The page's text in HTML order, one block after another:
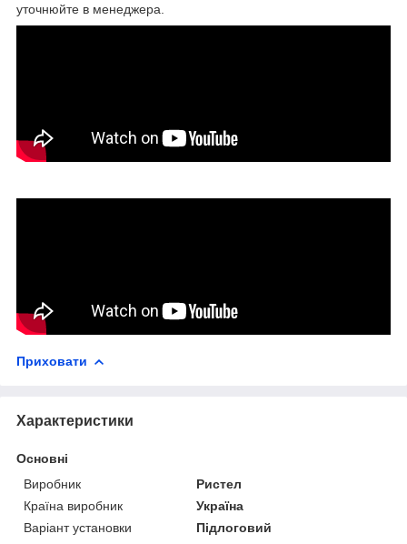
уточнюйте в менеджера.
Приховати
Характеристики
Основні
Виробник
Ристел
Країна виробник
Україна
Варіант установки
Підлоговий